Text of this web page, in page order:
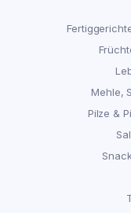
Mehle,
Pilze &